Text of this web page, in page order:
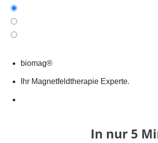
biomag®
Ihr Magnetfeldtherapie Experte.